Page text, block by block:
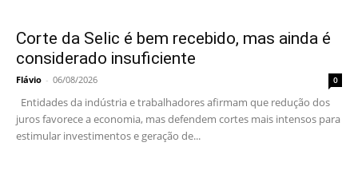
Corte da Selic é bem recebido, mas ainda é
considerado insuficiente
Flávio - 06/08/2026 0
Entidades da indústria e trabalhadores afirmam que redução dos
juros favorece a economia, mas defendem cortes mais intensos para
estimular investimentos e geração de...